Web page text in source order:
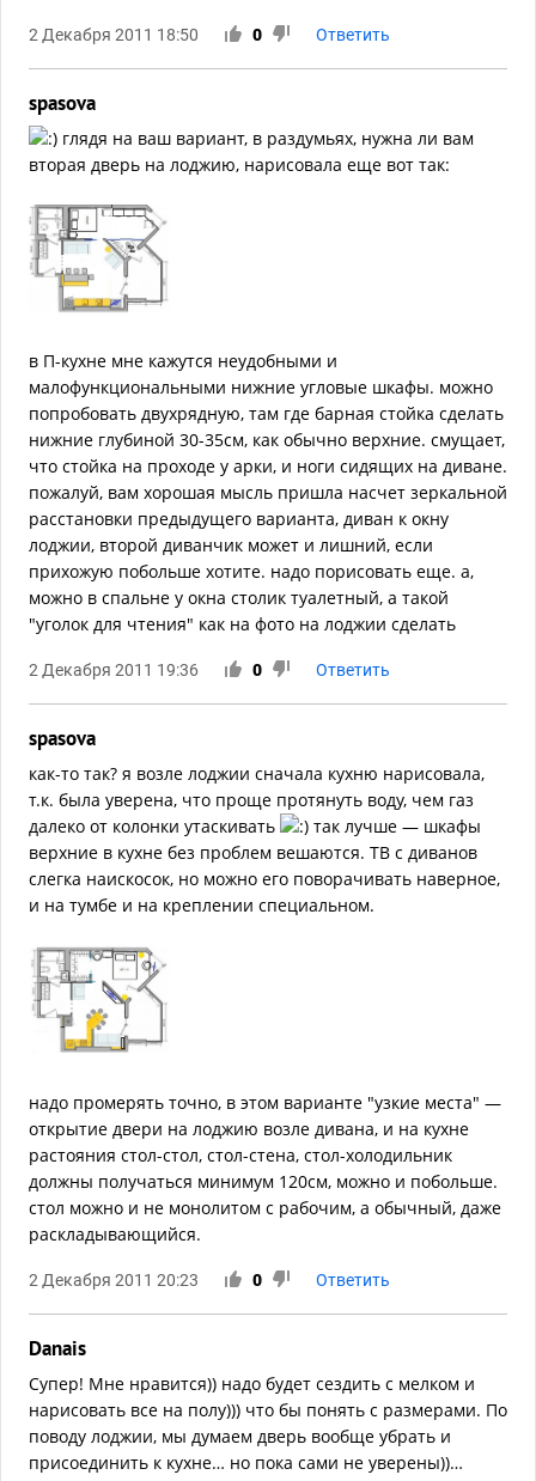
2 Декабря 2011 18:50 0 Ответить
spasova
глядя на ваш вариант, в раздумьях, нужна ли вам
вторая дверь на лоджию, нарисовала еще вот так:
в П-кухне мне кажутся неудобными и
малофункциональными нижние угловые шкафы. можно
попробовать двухрядную, там где барная стойка сделать
нижние глубиной 30-35см, как обычно верхние. смущает,
что стойка на проходе у арки, и ноги сидящих на диване.
пожалуй, вам хорошая мысль пришла насчет зеркальной
расстановки предыдущего варианта, диван к окну
лоджии, второй диванчик может и лишний, если
прихожую побольше хотите. надо порисовать еще. а,
можно в спальне у окна столик туалетный, а такой
"уголок для чтения" как на фото на лоджии сделать
2 Декабря 2011 19:36 0 Ответить
spasova
как-то так? я возле лоджии сначала кухню нарисовала,
т.к. была уверена, что проще протянуть воду, чем газ
далеко от колонки утаскивать
так лучше — шкафы
верхние в кухне без проблем вешаются. ТВ с диванов
слегка наискосок, но можно его поворачивать наверное,
и на тумбе и на креплении специальном.
надо промерять точно, в этом варианте "узкие места" —
открытие двери на лоджию возле дивана, и на кухне
растояния стол-стол, стол-стена, стол-холодильник
должны получаться минимум 120см, можно и побольше.
стол можно и не монолитом с рабочим, а обычный, даже
раскладывающийся.
2 Декабря 2011 20:23 0 Ответить
Danais
Супер! Мне нравится)) надо будет сездить с мелком и
нарисовать все на полу))) что бы понять с размерами. По
поводу лоджии, мы думаем дверь вообще убрать и
присоединить к кухне… но пока сами не уверены))…